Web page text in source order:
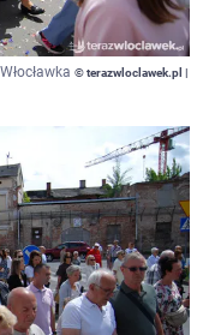
© terazwloclawek.pl |